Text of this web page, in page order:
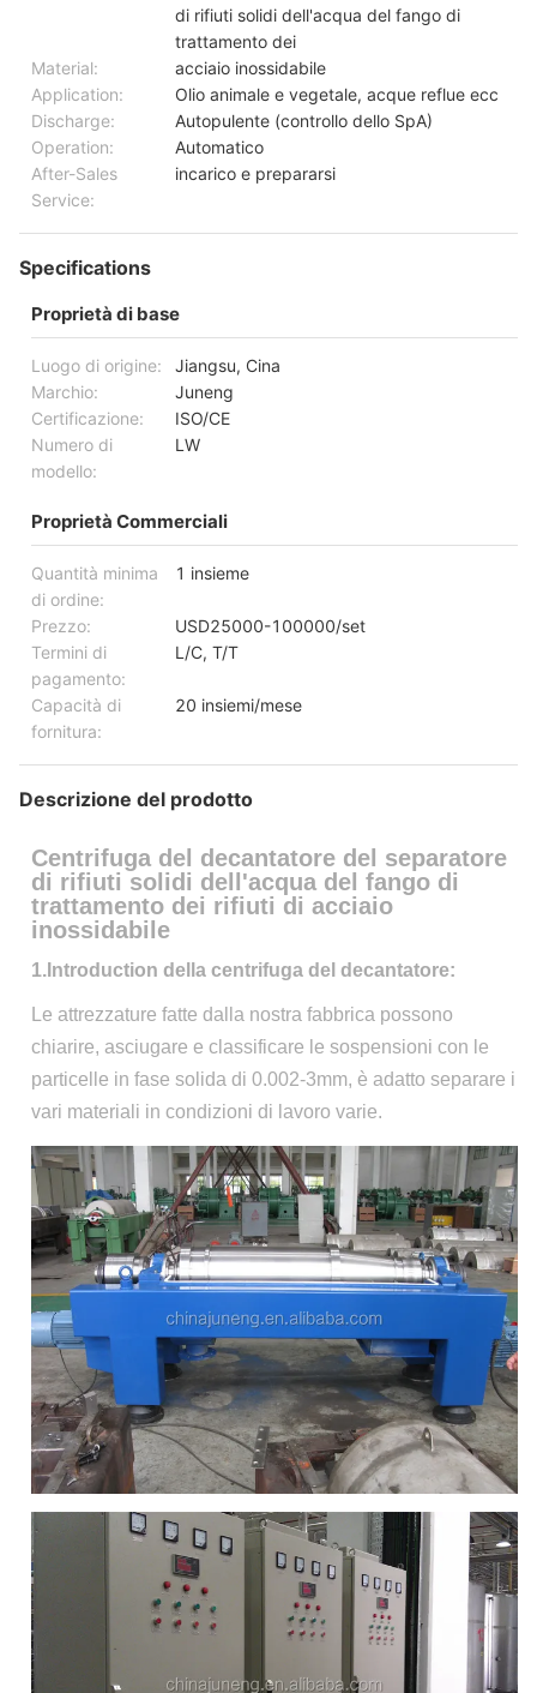
di rifiuti solidi dell'acqua del fango di
trattamento dei
Material:
acciaio inossidabile
Application:
Olio animale e vegetale, acque reflue ecc
Discharge:
Autopulente (controllo dello SpA)
Operation:
Automatico
After-Sales
Service:
incarico e prepararsi
Specifications
Proprietà di base
Luogo di origine:
Jiangsu, Cina
Marchio:
Juneng
Certificazione:
ISO/CE
Numero di
modello:
LW
Proprietà Commerciali
Quantità minima
di ordine:
1 insieme
Prezzo:
USD25000-100000/set
Termini di
pagamento:
L/C, T/T
Capacità di
fornitura:
20 insiemi/mese
Descrizione del prodotto
Centrifuga del decantatore del separatore
di rifiuti solidi dell'acqua del fango di
trattamento dei rifiuti di acciaio
inossidabile
1.Introduction della centrifuga del decantatore:
Le attrezzature fatte dalla nostra fabbrica possono
chiarire, asciugare e classificare le sospensioni con le
particelle in fase solida di 0.002-3mm, è adatto separare i
vari materiali in condizioni di lavoro varie.